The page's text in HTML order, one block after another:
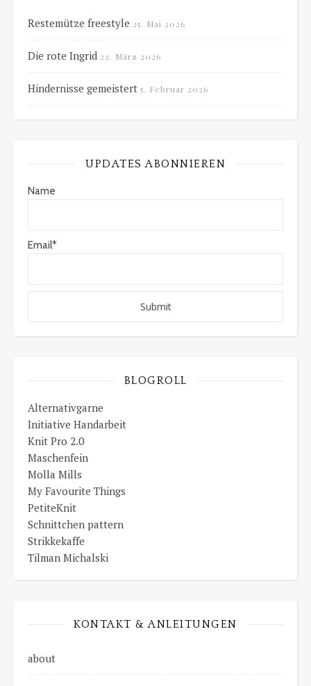
Restemütze freestyle 25. Mai 2026
Die rote Ingrid 22. März 2026
Hindernisse gemeistert 5. Februar 2026
UPDATES ABONNIEREN
Name
Email*
BLOGROLL
Alternativgarne
Initiative Handarbeit
Knit Pro 2.0
Maschenfein
Molla Mills
My Favourite Things
PetiteKnit
Schnittchen pattern
Strikkekaffe
Tilman Michalski
KONTAKT & ANLEITUNGEN
about